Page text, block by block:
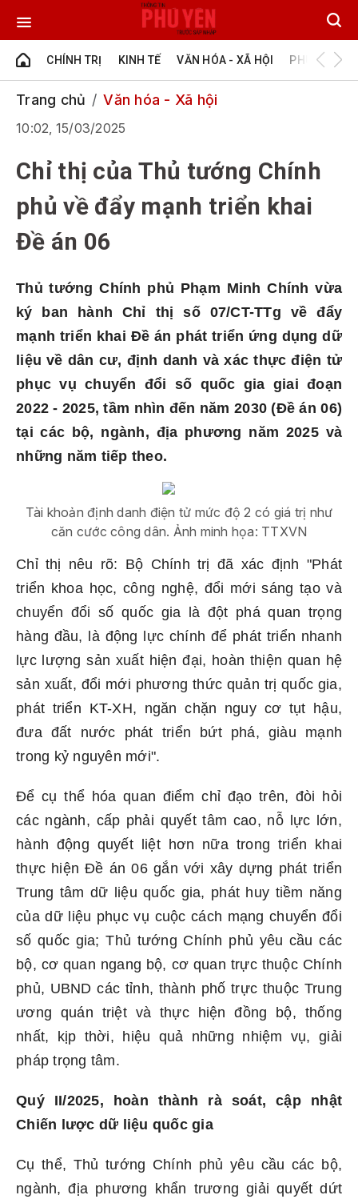
CHÍNH TRỊ KINH TẾ VĂN HÓA - XÃ HỘI PHÚ YÊN -
Trang chủ Văn hóa - Xã hội
10:02, 15/03/2025
Chỉ thị của Thủ tướng Chính
phủ về đẩy mạnh triển khai
Đề án 06
Thủ tướng Chính phủ Phạm Minh Chính vừa
ký ban hành Chỉ thị số 07/CT-TTg về đẩy
mạnh triển khai Đề án phát triển ứng dụng dữ
liệu về dân cư, định danh và xác thực điện tử
phục vụ chuyển đổi số quốc gia giai đoạn
2022 - 2025, tầm nhìn đến năm 2030 (Đề án 06)
tại các bộ, ngành, địa phương năm 2025 và
những năm tiếp theo.
Tài khoản định danh điện tử mức độ 2 có giá trị như
căn cước công dân. Ảnh minh họa: TTXVN
Chỉ thị nêu rõ: Bộ Chính trị đã xác định "Phát
triển khoa học, công nghệ, đổi mới sáng tạo và
chuyển đổi số quốc gia là đột phá quan trọng
hàng đầu, là động lực chính để phát triển nhanh
lực lượng sản xuất hiện đại, hoàn thiện quan hệ
sản xuất, đổi mới phương thức quản trị quốc gia,
phát triển KT-XH, ngăn chặn nguy cơ tụt hậu,
đưa đất nước phát triển bứt phá, giàu mạnh
trong kỷ nguyên mới".
Để cụ thể hóa quan điểm chỉ đạo trên, đòi hỏi
các ngành, cấp phải quyết tâm cao, nỗ lực lớn,
hành động quyết liệt hơn nữa trong triển khai
thực hiện Đề án 06 gắn với xây dựng phát triển
Trung tâm dữ liệu quốc gia, phát huy tiềm năng
của dữ liệu phục vụ cuộc cách mạng chuyển đổi
số quốc gia; Thủ tướng Chính phủ yêu cầu các
bộ, cơ quan ngang bộ, cơ quan trực thuộc Chính
phủ, UBND các tỉnh, thành phố trực thuộc Trung
ương quán triệt và thực hiện đồng bộ, thống
nhất, kịp thời, hiệu quả những nhiệm vụ, giải
pháp trọng tâm.
Quý II/2025, hoàn thành rà soát, cập nhật
Chiến lược dữ liệu quốc gia
Cụ thể, Thủ tướng Chính phủ yêu cầu các bộ,
ngành, địa phương khẩn trương giải quyết dứt